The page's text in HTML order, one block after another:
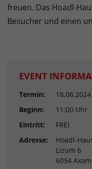
freuen. Das Hoadl-
Besucher und einen
EVENT
Termin:
18.08.2024
Beginn:
11:00 Uhr
Eintritt:
FREI
Adresse:
Hoadl-
Lizum 6
6094